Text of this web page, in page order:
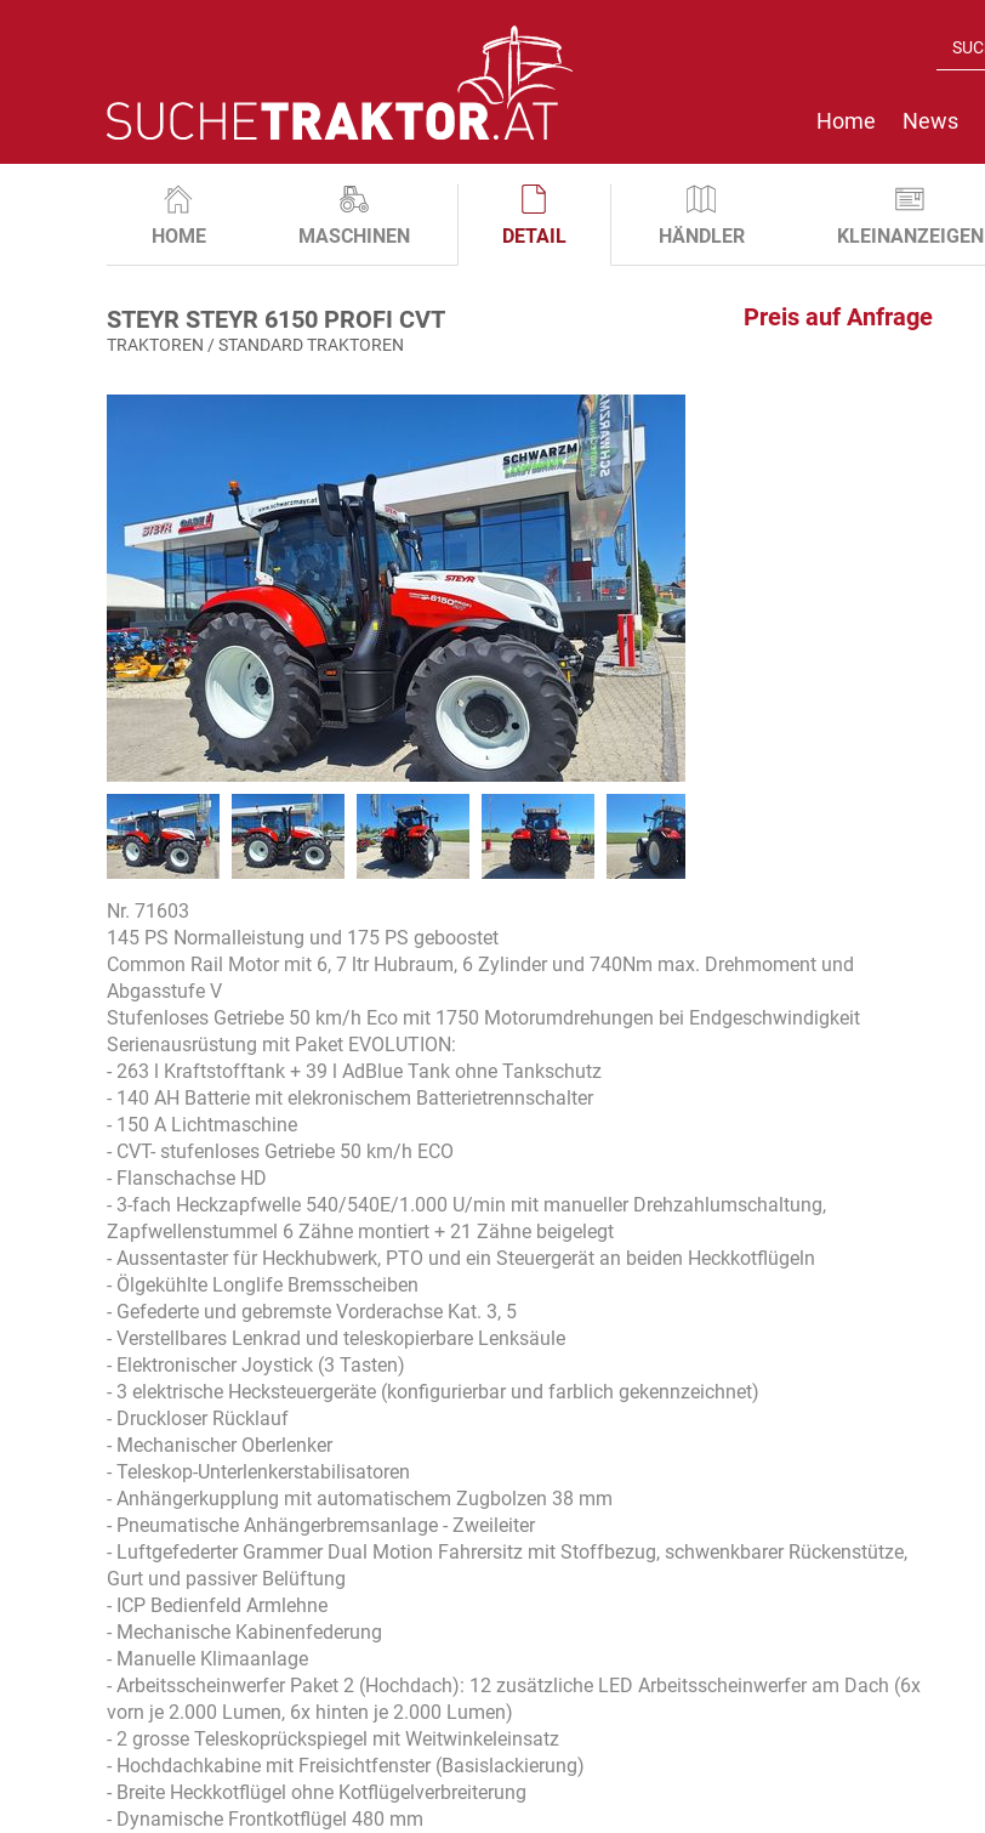
Home News
HOME MASCHINEN DETAIL HÄNDLER KLEINANZEIGEN
STEYR STEYR 6150 PROFI CVT Preis auf Anfrage
TRAKTOREN / STANDARD TRAKTOREN
Nr. 71603
145 PS Normalleistung und 175 PS geboostet
Common Rail Motor mit 6, 7 ltr Hubraum, 6 Zylinder und 740Nm max. Drehmoment und
Abgasstufe V
Stufenloses Getriebe 50 km/h Eco mit 1750 Motorumdrehungen bei Endgeschwindigkeit
Serienausrüstung mit Paket EVOLUTION:
- 263 l Kraftstofftank + 39 l AdBlue Tank ohne Tankschutz
- 140 AH Batterie mit elekronischem Batterietrennschalter
- 150 A Lichtmaschine
- CVT- stufenloses Getriebe 50 km/h ECO
- Flanschachse HD
- 3-fach Heckzapfwelle 540/540E/1.000 U/min mit manueller Drehzahlumschaltung,
Zapfwellenstummel 6 Zähne montiert + 21 Zähne beigelegt
- Aussentaster für Heckhubwerk, PTO und ein Steuergerät an beiden Heckkotflügeln
- Ölgekühlte Longlife Bremsscheiben
- Gefederte und gebremste Vorderachse Kat. 3, 5
- Verstellbares Lenkrad und teleskopierbare Lenksäule
- Elektronischer Joystick (3 Tasten)
- 3 elektrische Hecksteuergeräte (konfigurierbar und farblich gekennzeichnet)
- Druckloser Rücklauf
- Mechanischer Oberlenker
- Teleskop-Unterlenkerstabilisatoren
- Anhängerkupplung mit automatischem Zugbolzen 38 mm
- Pneumatische Anhängerbremsanlage - Zweileiter
- Luftgefederter Grammer Dual Motion Fahrersitz mit Stoffbezug, schwenkbarer Rückenstütze,
Gurt und passiver Belüftung
- ICP Bedienfeld Armlehne
- Mechanische Kabinenfederung
- Manuelle Klimaanlage
- Arbeitsscheinwerfer Paket 2 (Hochdach): 12 zusätzliche LED Arbeitsscheinwerfer am Dach (6x
vorn je 2.000 Lumen, 6x hinten je 2.000 Lumen)
- 2 grosse Teleskoprückspiegel mit Weitwinkeleinsatz
- Hochdachkabine mit Freisichtfenster (Basislackierung)
- Breite Heckkotflügel ohne Kotflügelverbreiterung
- Dynamische Frontkotflügel 480 mm